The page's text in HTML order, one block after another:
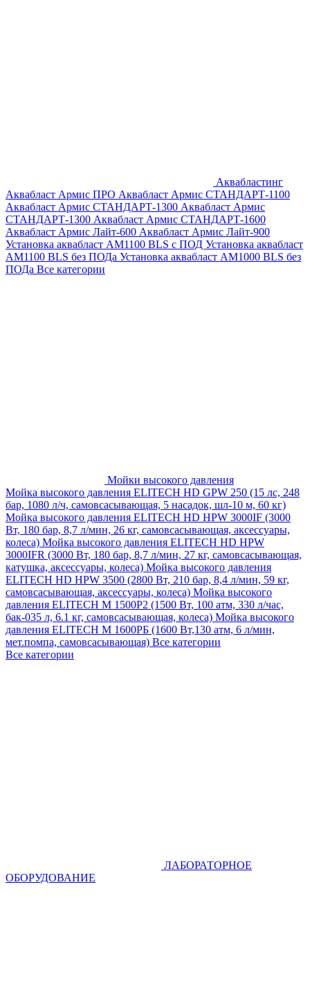
Аквабластинг
Аквабласт Армис ПРО Аквабласт Армис СТАНДАРТ-1100
Аквабласт Армис СТАНДАРТ-1300 Аквабласт Армис
СТАНДАРТ-1300 Аквабласт Армис СТАНДАРТ-1600
Аквабласт Армис Лайт-600 Аквабласт Армис Лайт-900
Установка аквабласт AM1100 BLS с ПОД Установка аквабласт
AM1100 BLS без ПОДа Установка аквабласт AM1000 BLS без
ПОДа Все категории
Мойки высокого давления
Мойка высокого давления ELITECH HD GPW 250 (15 лс, 248
бар, 1080 л/ч, самовсасывающая, 5 насадок, шл-10 м, 60 кг)
Мойка высокого давления ELITECH HD HPW 3000IF (3000
Вт, 180 бар, 8,7 л/мин, 26 кг, самовсасывающая, аксессуары,
колеса) Мойка высокого давления ELITECH HD HPW
3000IFR (3000 Вт, 180 бар, 8,7 л/мин, 27 кг, самовсасывающая,
катушка, аксессуары, колеса) Мойка высокого давления
ELITECH HD HPW 3500 (2800 Вт, 210 бар, 8,4 л/мин, 59 кг,
самовсасывающая, аксессуары, колеса) Мойка высокого
давления ELITECH M 1500P2 (1500 Вт, 100 атм, 330 л/час,
бак-035 л, 6.1 кг, самовсасывающая, колеса) Мойка высокого
давления ELITECH М 1600РБ (1600 Вт,130 атм, 6 л/мин,
мет.помпа, самовсасывающая) Все категории
Все категории
ЛАБОРАТОРНОЕ
ОБОРУДОВАНИЕ